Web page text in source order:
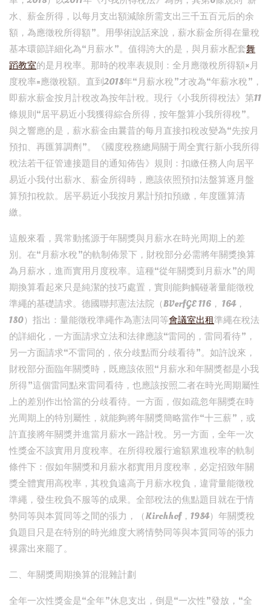
水、薪金所得，以每月支出額減除所需支出三千五百元后的余
額，為應徵稅所得額”。用學術說話來說，薪水薪金所得在量稅
基本環節詳細化為“月薪水”。值得誇大的是，與月薪水配套舞
蹈教室的是月稅率。那時的稅率表規則：全月應徵稅所得額×月
度稅率=應徵稅額。直到2018年“月薪水稅”才改為“年薪水稅”，
即薪水薪金按月計稅改為按年計稅。現行《小我所得稅法》第11
條規則“居平易近小我獲得綜合所得，按年盤算小我所得稅”。
與之響應的是，薪水薪金由曩昔的每月直接扣稅改變為“先按月
預扣、再匯算調劑”。《國度稅務總局關于周全實行新小我所得
稅法若干征管連接題目的通知佈告》規則：扣繳任務人向居平
易近小我付出薪水、薪金所得時，應該依照預扣法盤算逐月盤
算預扣稅款。居平易近小我按月累計預扣預繳，年度匯算清
繳。
這般來看，異常動搖源于年關獎與月薪水在時光周期上的差
別。在“月薪水稅”的軌制佈景下，財稅部分必需將年關獎換算
為月薪水，進而實用月度稅率。這種“從年關獎到月薪水”的周
期換算看起來只是純潔的技巧處置，實則能夠觸碰著量能徵稅
準繩的基礎請求。德國聯邦憲法法院（BVerfGE 116， 164，
180）指出：量能徵稅準繩作為憲法同等會議室出租準繩在稅法
的詳細化，一方面請求立法和法律應該“雷同的，雷同看待”，
另一方面請求“不雷同的，依分歧點而分歧看待”。如許說來，
財稅部分面臨年關獎時，既應該依照“月薪水和年關獎都是小我
所得”這個雷同點來雷同看待，也應該按照二者在時光周期屬性
上的差別作出恰當的分歧看待。一方面，假如疏忽年關獎在時
光周期上的特別屬性，就能夠將年關獎簡略當作“十三薪”，或
許直接將年關獎并進當月薪水一路計稅。另一方面，全年一次
性獎金不該實用月度稅率。在所得稅履行逾額累進稅率的軌制
條件下：假如年關獎和月薪水都實用月度稅率，必定招致年關
獎全體實用高稅率，其稅負遠高于月薪水稅負，違背量能徵稅
準繩，發生稅負不服等的成果。全部稅法的焦點題目就在于情
勢同等與本質同等之間的張力，（Kirchhof，1984）年關獎稅
負題目只是在特別的時光維度大將情勢同等與本質同等的張力
裸露出來罷了。
二、年關獎周期換算的混雜計劃
全年一次性獎金是“全年”休息支出，倒是“一次性”發放，“全